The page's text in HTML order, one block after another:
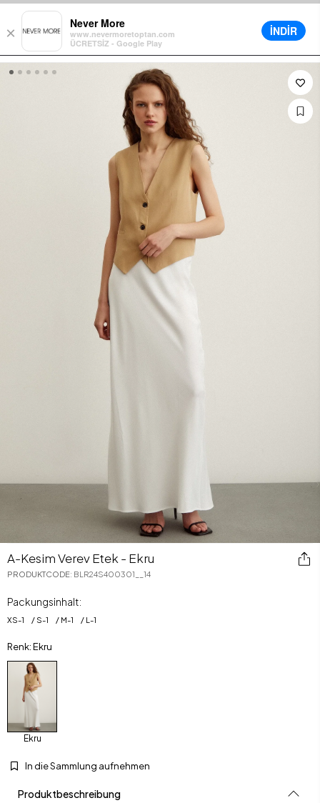
×
Never More
www.nevermoretoptan.com
ÜCRETSİZ - Google Play
İNDİR
für alle Bestellungen
A-Kesim Verev Etek - Ekru
PRODUKTCODE: BLR24S400301__14
Packungsinhalt:
XS-1 S-1 M-1 L -1
Renk: Ekru
Ekru
In die Sammlung aufnehmen
Produktbeschreibung